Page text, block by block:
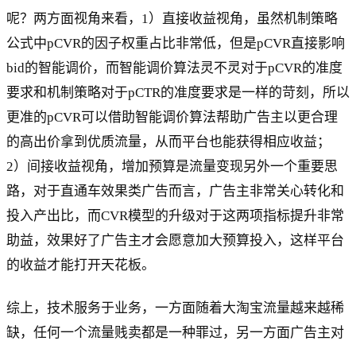
呢？两方面视角来看，1）直接收益视角，虽然机制策略
公式中pCVR的因子权重占比非常低，但是pCVR直接影响
bid的智能调价，而智能调价算法灵不灵对于pCVR的准度
要求和机制策略对于pCTR的准度要求是一样的苛刻，所以
更准的pCVR可以借助智能调价算法帮助广告主以更合理
的高出价拿到优质流量，从而平台也能获得相应收益；
2）间接收益视角，增加预算是流量变现另外一个重要思
路，对于直通车效果类广告而言，广告主非常关心转化和
投入产出比，而CVR模型的升级对于这两项指标提升非常
助益，效果好了广告主才会愿意加大预算投入，这样平台
的收益才能打开天花板。
综上，技术服务于业务，一方面随着大淘宝流量越来越稀
缺，任何一个流量贱卖都是一种罪过，另一方面广告主对